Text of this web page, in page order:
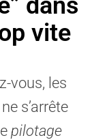
vite
vous, les
s’arrête
pilotage